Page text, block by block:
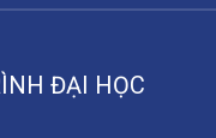
ĐẠI HỌC